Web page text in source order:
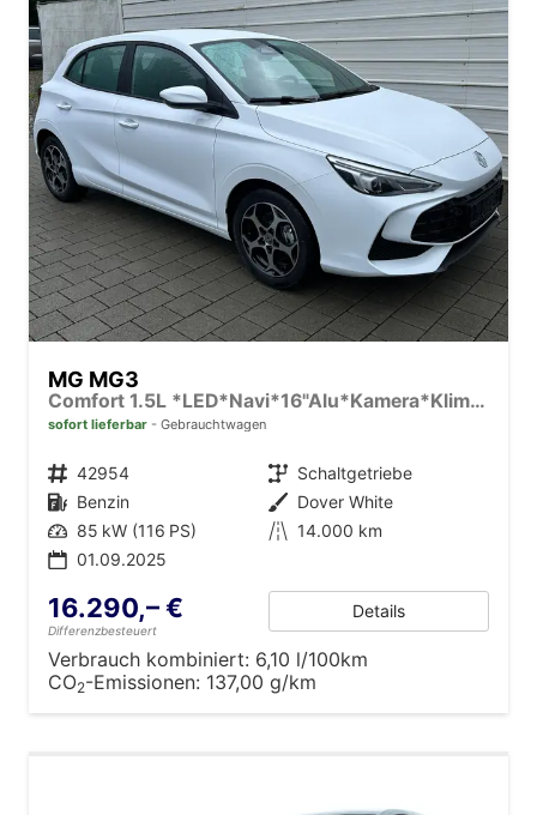
MG MG3
Comfort 1.5L *LED*Navi*16"Alu*Kamera*Klima*El. klapp Spiegel*
sofort lieferbar Gebrauchtwagen
Fahrzeugnr. 42954 Getriebe Schaltgetriebe
Kraftstoff Benzin Außenfarbe Dover White
Leistung 85 kW (116 PS) Kilometerstand 14.000 km
01.09.2025
16.290,– €
Differenzbesteuert
Details
Verbrauch kombiniert: 6,10 l/100km
CO2-Emissionen: 137,00 g/km